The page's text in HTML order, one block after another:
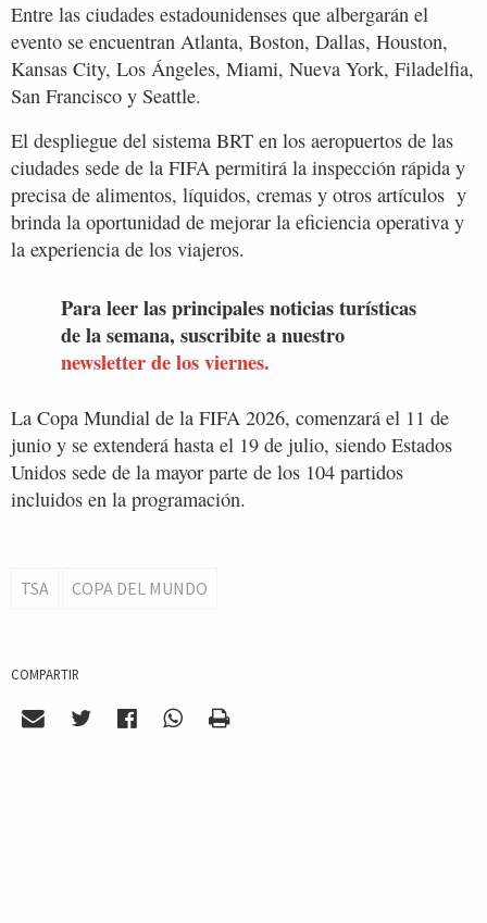
Entre las ciudades estadounidenses que albergarán el
evento se encuentran Atlanta, Boston, Dallas, Houston,
Kansas City, Los Ángeles, Miami, Nueva York, Filadelfia,
San Francisco y Seattle.
El despliegue del sistema BRT en los aeropuertos de las
ciudades sede de la FIFA permitirá la inspección rápida y
precisa de alimentos, líquidos, cremas y otros artículos y
brinda la oportunidad de mejorar la eficiencia operativa y
la experiencia de los viajeros.
Para leer las principales noticias turísticas
de la semana, suscribite a nuestro
newsletter de los viernes.
La Copa Mundial de la FIFA 2026, comenzará el 11 de
junio y se extenderá hasta el 19 de julio, siendo Estados
Unidos sede de la mayor parte de los 104 partidos
incluidos en la programación.
TSA COPA DEL MUNDO
COMPARTIR